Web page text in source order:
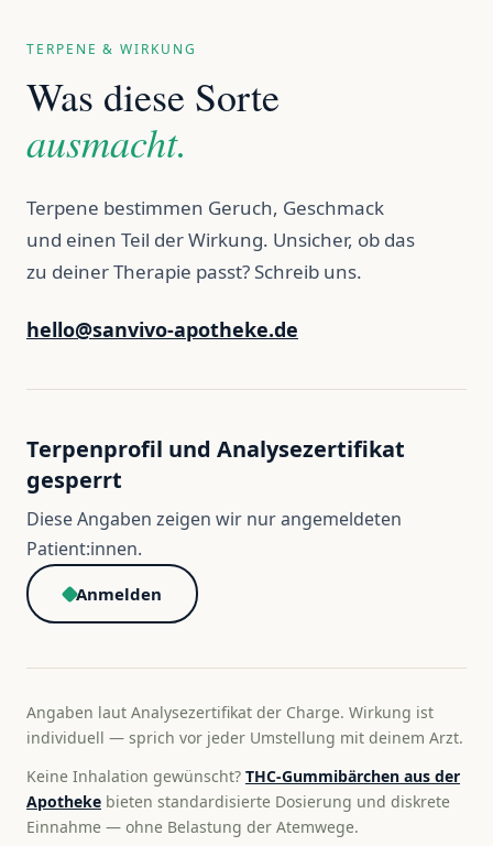
TERPENE & WIRKUNG
Was diese Sorte
ausmacht.
Terpene bestimmen Geruch, Geschmack
und einen Teil der Wirkung. Unsicher, ob das
zu deiner Therapie passt? Schreib uns.
hello@sanvivo-apotheke.de
Terpenprofil und Analysezertifikat
gesperrt
Diese Angaben zeigen wir nur angemeldeten
Patient:innen.
Anmelden
Angaben laut Analysezertifikat der Charge. Wirkung ist
individuell — sprich vor jeder Umstellung mit deinem Arzt.
Keine Inhalation gewünscht? THC-Gummibärchen aus der
Apotheke bieten standardisierte Dosierung und diskrete
Einnahme — ohne Belastung der Atemwege.